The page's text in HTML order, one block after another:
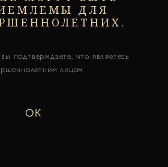
ДЛЯ
подтверждаете, что являетесь
лицом
ОК